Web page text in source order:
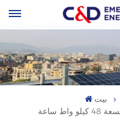
بيت
ساعة